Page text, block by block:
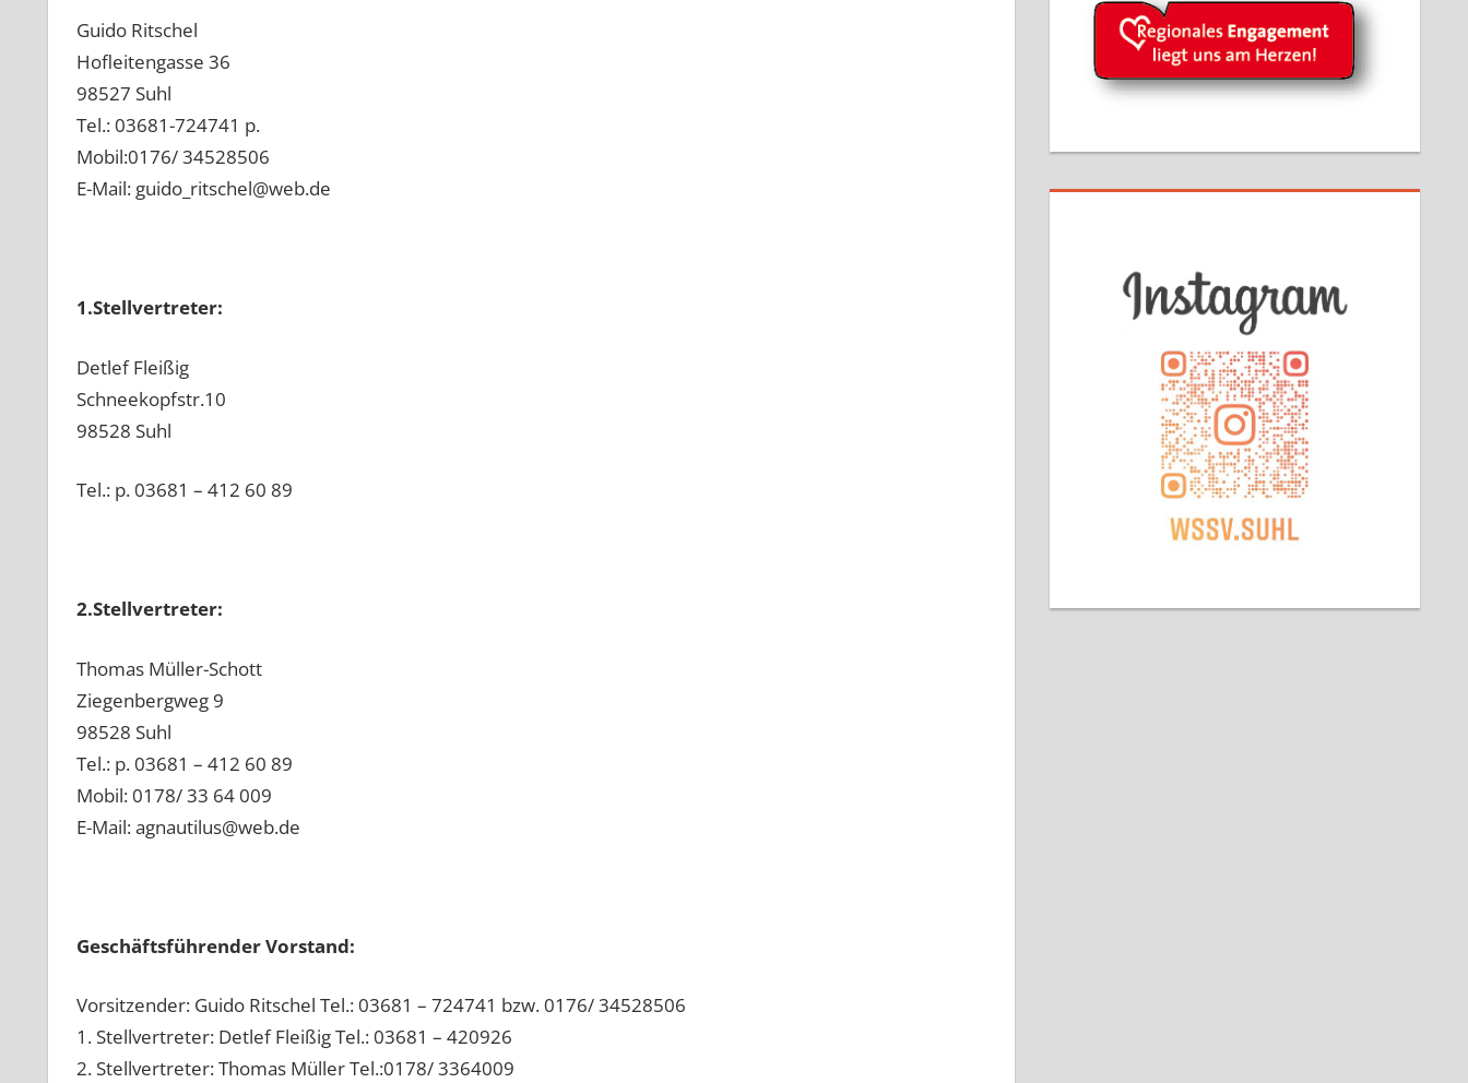
Guido Ritschel
Hofleitengasse 36
98527 Suhl
Tel.: 03681-724741 p.
Mobil:0176/ 34528506
E-Mail: guido_ritschel@web.de
1.Stellvertreter:
Detlef Fleißig
Schneekopfstr.10
98528 Suhl
Tel.: p. 03681 – 412 60 89
2.Stellvertreter:
Thomas Müller-Schott
Ziegenbergweg 9
98528 Suhl
Tel.: p. 03681 – 412 60 89
Mobil: 0178/ 33 64 009
E-Mail: agnautilus@web.de
Geschäftsführender Vorstand:
Vorsitzender: Guido Ritschel Tel.: 03681 – 724741 bzw. 0176/ 34528506
1. Stellvertreter: Detlef Fleißig Tel.: 03681 – 420926
2. Stellvertreter: Thomas Müller Tel.:0178/ 3364009